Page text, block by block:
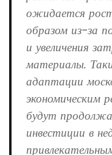
ожидается
образом из-за
и увеличения
материалы.
адаптации
экономическим
будут
инвестиции в